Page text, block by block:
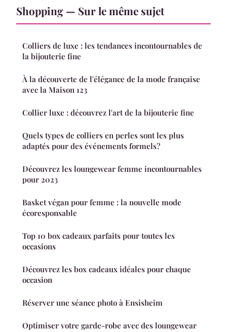
Shopping — Sur le même sujet
Colliers de luxe : les tendances incontournables de
la bijouterie fine
À la découverte de l'élégance de la mode française
avec la Maison 123
Collier luxe : découvrez l'art de la bijouterie fine
Quels types de colliers en perles sont les plus
adaptés pour des événements formels?
Découvrez les loungewear femme incontournables
pour 2023
Basket végan pour femme : la nouvelle mode
écoresponsable
Top 10 box cadeaux parfaits pour toutes les
occasions
Découvrez les box cadeaux idéales pour chaque
occasion
Réserver une séance photo à Ensisheim
Optimiser votre garde-robe avec des loungewear